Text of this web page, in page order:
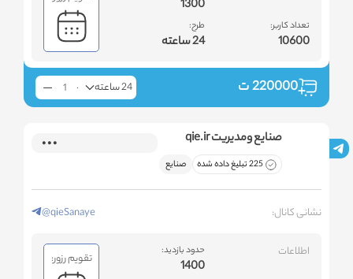
تعداد کاربر:
10600
1300
طرح:
24 ساعته
220000ت 24 ساعته
صنایع ومدیریت qie.ir
225 تبلیغ داده شده صنایع
نشانی کانال: @qieSanaye
اطلاعات حدود بازدید:
1400 تقویم رزور: